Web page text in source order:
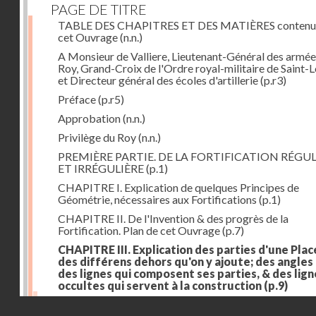
PAGE DE TITRE
TABLE DES CHAPITRES ET DES MATIÈRES
cet Ouvrage(n.n.)
A Monsieur de Valliere, Lieutenant-Général des
Roy, Grand-Croix de l'Ordre royal-militaire de Saint-
et Directeur général des écoles d'artillerie(p.r3)
Préface(p.r5)
Approbation(n.n.)
Privilège du Roy(n.n.)
PREMIÈRE PARTIE. DE LA FORTIFICATION
ET IRRÉGULIÈRE(p.1)
CHAPITRE I. Explication de quelques Principes de
Géométrie, nécessaires aux Fortifications (p.1)
CHAPITRE II. De l'Invention & des progrès de la
Fortification. Plan de cet Ouvrage(p.7)
CHAPITRE III. Explication des parties d'une
des différens dehors qu'on y ajoute; des angles
des lignes qui composent ses parties, & des
occultes qui servent à la construction (p.9)
Des lignes & des angles qui composent les parties